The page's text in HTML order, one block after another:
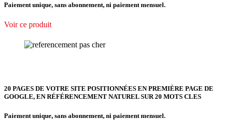
Paiement unique, sans abonnement, ni paiement mensuel.
Voir ce produit
20 PAGES DE VOTRE SITE POSITIONNÉES EN PREMIÈRE PAGE DE
GOOGLE, EN RÉFÉRENCEMENT NATUREL SUR 20 MOTS CLES
Paiement unique, sans abonnement, ni paiement mensuel.